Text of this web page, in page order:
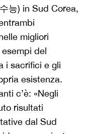
능) in Sud Corea,
migliori
del
i sacrifici e gli
esistenza.
c’è: «Negli
risultati
dal Sud